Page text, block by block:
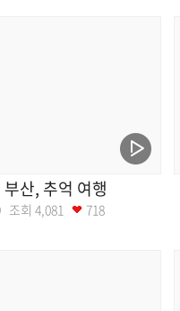
산, 추억 여행
조회 4,081 718